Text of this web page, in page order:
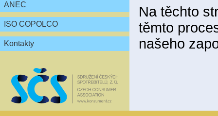
ANEC
ISO COPOLCO
Kontakty
Na těchto
těmto
našeho